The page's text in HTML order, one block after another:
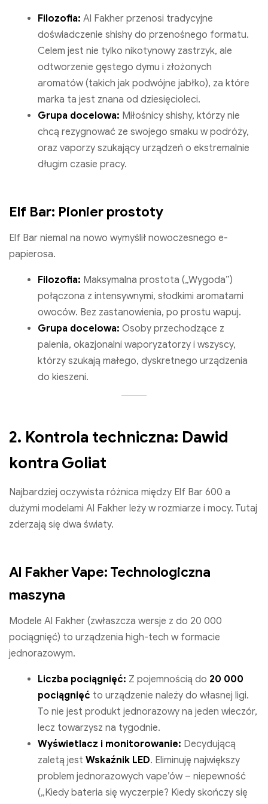
Filozofia: Al Fakher przenosi tradycyjne
doświadczenie shishy do przenośnego formatu.
Celem jest nie tylko nikotynowy zastrzyk, ale
odtworzenie gęstego dymu i złożonych
aromatów (takich jak podwójne jabłko), za które
marka ta jest znana od dziesięcioleci.
Grupa docelowa: Miłośnicy shishy, którzy nie
chcą rezygnować ze swojego smaku w podróży,
oraz vaporzy szukający urządzeń o ekstremalnie
długim czasie pracy.
Elf Bar: Pionier prostoty
Elf Bar niemal na nowo wymyślił nowoczesnego e-
papierosa.
Filozofia: Maksymalna prostota („Wygoda”)
połączona z intensywnymi, słodkimi aromatami
owoców. Bez zastanowienia, po prostu wapuj.
Grupa docelowa: Osoby przechodzące z
palenia, okazjonalni waporyzatorzy i wszyscy,
którzy szukają małego, dyskretnego urządzenia
do kieszeni.
2. Kontrola techniczna: Dawid
kontra Goliat
Najbardziej oczywista różnica między Elf Bar 600 a
dużymi modelami Al Fakher leży w rozmiarze i mocy. Tutaj
zderzają się dwa światy.
Al Fakher Vape: Technologiczna
maszyna
Modele Al Fakher (zwłaszcza wersje z do 20 000
pociągnięć) to urządzenia high-tech w formacie
jednorazowym.
Liczba pociągnięć: Z pojemnością do 20 000
pociągnięć to urządzenie należy do własnej ligi.
To nie jest produkt jednorazowy na jeden wieczór,
lecz towarzysz na tygodnie.
Wyświetlacz i monitorowanie: Decydującą
zaletą jest Wskaźnik LED. Eliminuję największy
problem jednorazowych vape’ów – niepewność
(„Kiedy bateria się wyczerpie? Kiedy skończy się